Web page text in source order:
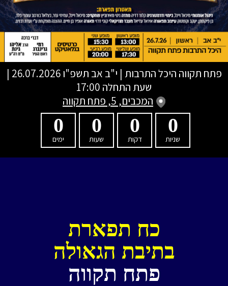
פתח תקווה היכל התרבות | י"ב אב תשפ"ו
26.07.2026 |
שעת התחלה 17:00
המכבים, 5, פתח תקווה
0
שניות
0
דקות
0
שעות
0
ימים
כח תפארת
בתיבת הגאולה
פתח תקווה